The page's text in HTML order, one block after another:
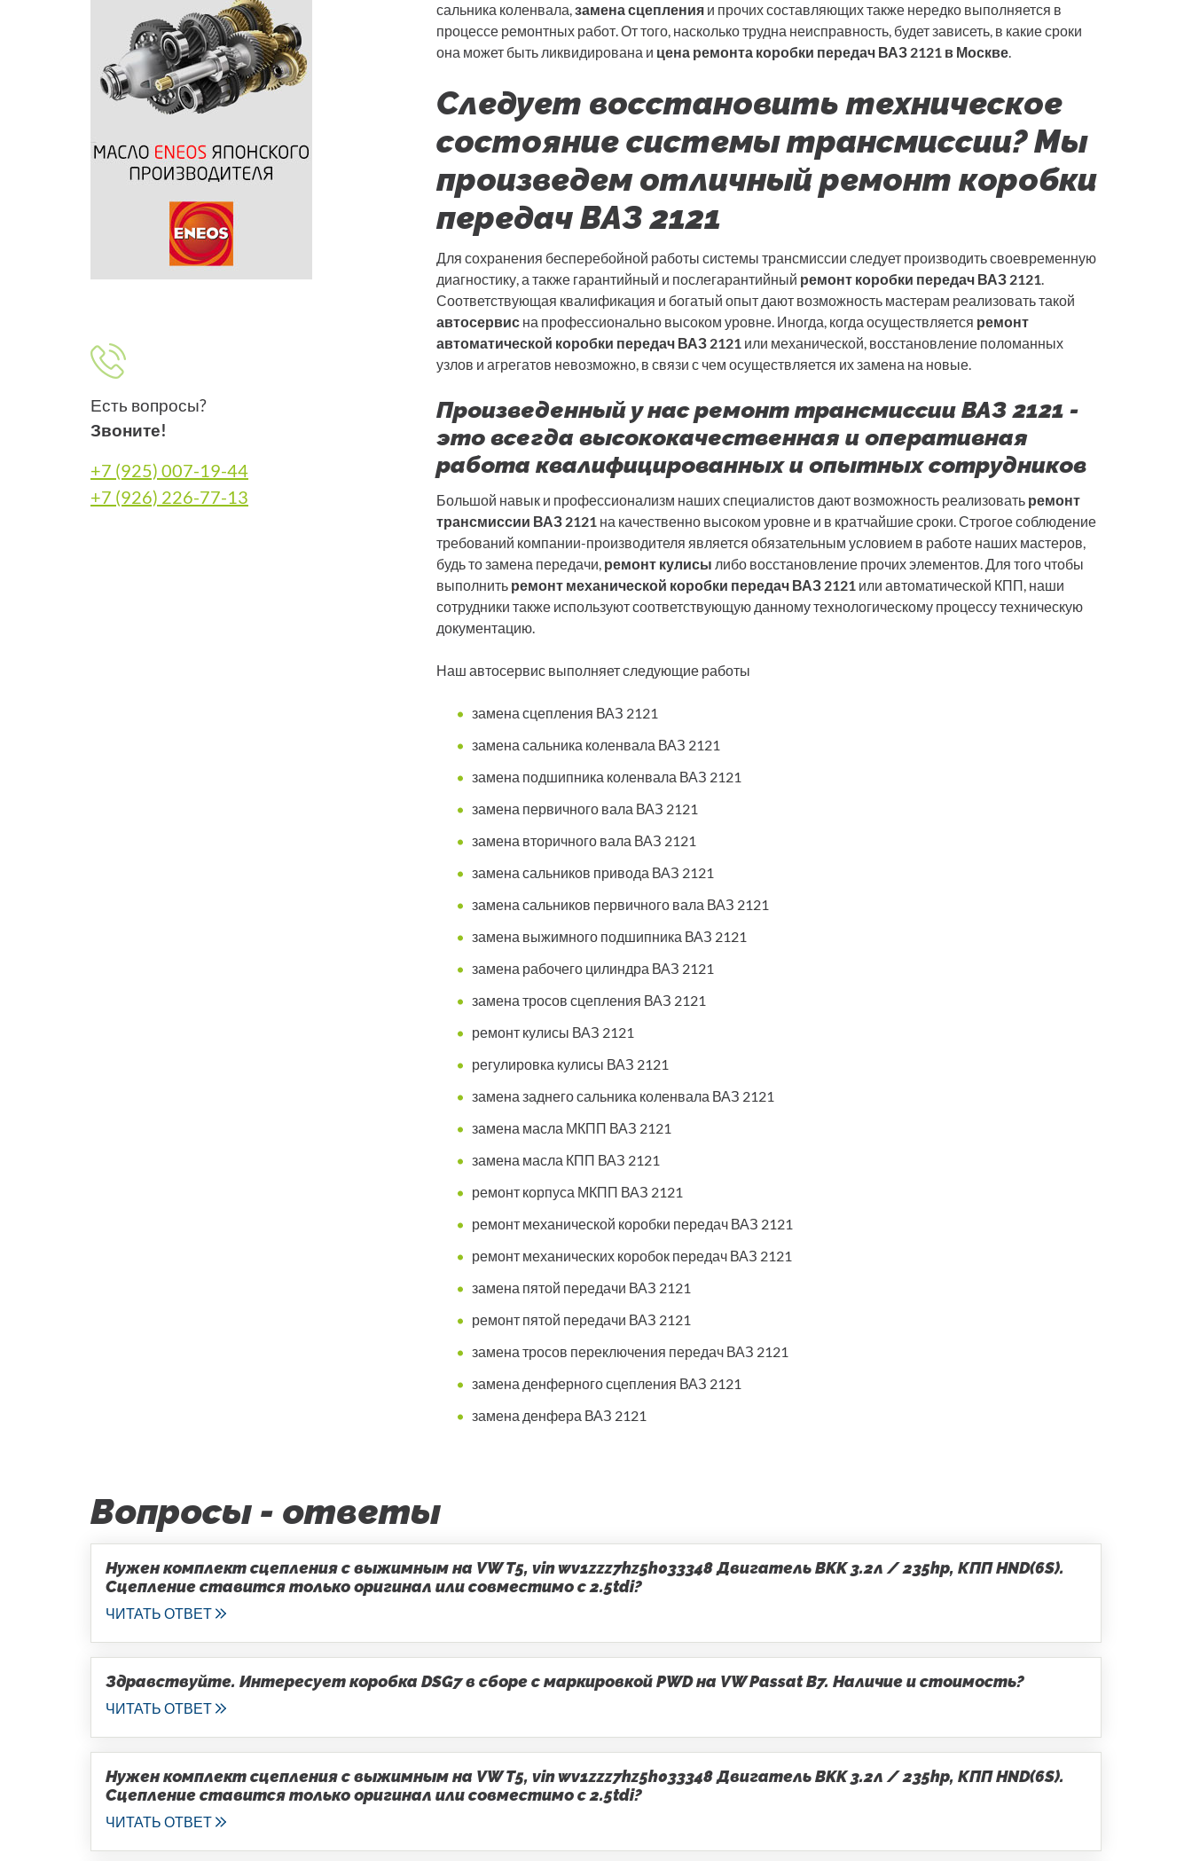
Есть вопросы?
Звоните!
+7 (925) 007-19-44
+7 (926) 226-77-13
сальника коленвала,замена сцепления и прочих составляющих также нередко выполняется в
процессе ремонтных работ. От того, насколько трудна неисправность, будет зависеть, в какие сроки
она может быть ликвидирована и цена ремонта коробки передач ВАЗ 2121 в Москве.
Следует восстановить техническое
состояние системы трансмиссии? Мы
произведем отличный ремонт коробки
передач ВАЗ 2121
Для сохранения бесперебойной работы системы трансмиссии следует производить своевременную
диагностику, а также гарантийный и послегарантийный ремонт коробки передач ВАЗ 2121.
Соответствующая квалификация и богатый опыт дают возможность мастерам реализовать такой
автосервис на профессионально высоком уровне. Иногда, когда осуществляется ремонт
автоматической коробки передач ВАЗ 2121 или механической, восстановление поломанных
узлов и агрегатов невозможно, в связи с чем осуществляется их замена на новые.
Произведенный у нас ремонт трансмиссии ВАЗ 2121 -
это всегда высококачественная и оперативная
работа квалифицированных и опытных сотрудников
Большой навык и профессионализм наших специалистов дают возможность реализовать ремонт
трансмиссии ВАЗ 2121 на качественно высоком уровне и в кратчайшие сроки. Строгое соблюдение
требований компании-производителя является обязательным условием в работе наших мастеров,
будь то замена передачи, ремонт кулисы либо восстановление прочих элементов. Для того чтобы
выполнить ремонт механической коробки передач ВАЗ 2121 или автоматической КПП, наши
сотрудники также используют соответствующую данному технологическому процессу техническую
документацию.
Наш автосервис выполняет следующие работы
замена сцепления ВАЗ 2121
замена сальника коленвала ВАЗ 2121
замена подшипника коленвала ВАЗ 2121
замена первичного вала ВАЗ 2121
замена вторичного вала ВАЗ 2121
замена сальников привода ВАЗ 2121
замена сальников первичного вала ВАЗ 2121
замена выжимного подшипника ВАЗ 2121
замена рабочего цилиндра ВАЗ 2121
замена тросов сцепления ВАЗ 2121
ремонт кулисы ВАЗ 2121
регулировка кулисы ВАЗ 2121
замена заднего сальника коленвала ВАЗ 2121
замена масла МКПП ВАЗ 2121
замена масла КПП ВАЗ 2121
ремонт корпуса МКПП ВАЗ 2121
ремонт механической коробки передач ВАЗ 2121
ремонт механических коробок передач ВАЗ 2121
замена пятой передачи ВАЗ 2121
ремонт пятой передачи ВАЗ 2121
замена тросов переключения передач ВАЗ 2121
замена денферного сцепления ВАЗ 2121
замена денфера ВАЗ 2121
Вопросы - ответы
Нужен комплект сцепления с выжимным на VW T5, vin wv1zzz7hz5h033348 Двигатель BKK 3.2л / 235hp, КПП HND(6S).
Сцепление ставится только оригинал или совместимо с 2.5tdi?
ЧИТАТЬ ОТВЕТ
Здравствуйте. Интересует коробка DSG7 в сборе с маркировкой PWD на VW Passat B7. Наличие и стоимость?
ЧИТАТЬ ОТВЕТ
Нужен комплект сцепления с выжимным на VW T5, vin wv1zzz7hz5h033348 Двигатель BKK 3.2л / 235hp, КПП HND(6S).
Сцепление ставится только оригинал или совместимо с 2.5tdi?
ЧИТАТЬ ОТВЕТ